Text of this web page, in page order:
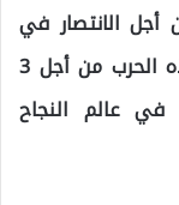
أجل الانتصار في
صراع، وإنما هي تمارس هذا الحقد وهذه الحرب من أجل 3
عالم النجاح